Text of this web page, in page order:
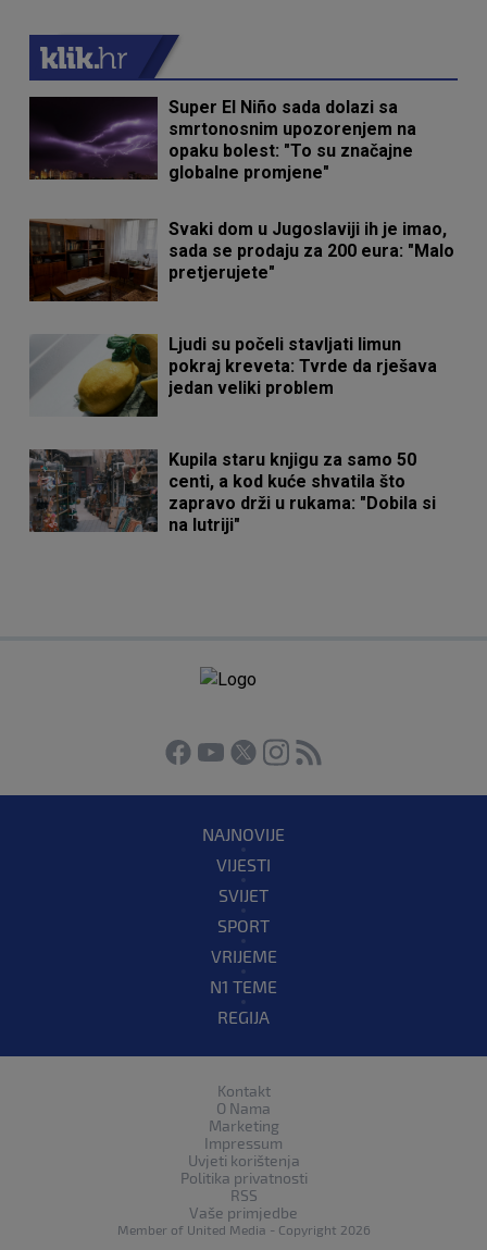
Super El Niño sada dolazi sa
smrtonosnim upozorenjem na
opaku bolest: "To su značajne
globalne promjene"
Svaki dom u Jugoslaviji ih je imao,
sada se prodaju za 200 eura: "Malo
pretjerujete"
Ljudi su počeli stavljati limun
pokraj kreveta: Tvrde da rješava
jedan veliki problem
Kupila staru knjigu za samo 50
centi, a kod kuće shvatila što
zapravo drži u rukama: "Dobila si
na lutriji"
NAJNOVIJE
VIJESTI
SVIJET
SPORT
VRIJEME
N1 TEME
REGIJA
Kontakt
O Nama
Marketing
Impressum
Uvjeti korištenja
Politika privatnosti
RSS
Vaše primjedbe
Member of United Media - Copyright 2026